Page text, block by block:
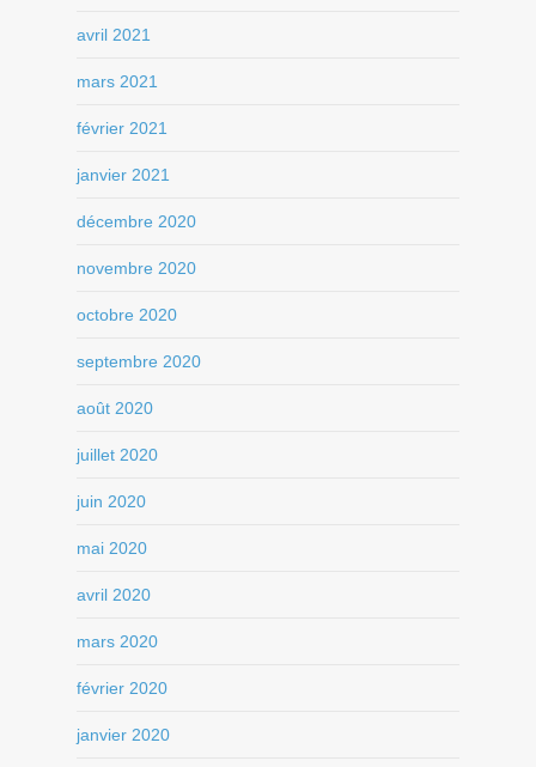
avril 2021
mars 2021
février 2021
janvier 2021
décembre 2020
novembre 2020
octobre 2020
septembre 2020
août 2020
juillet 2020
juin 2020
mai 2020
avril 2020
mars 2020
février 2020
janvier 2020